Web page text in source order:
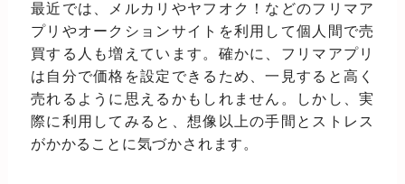
最近では、メルカリやヤフオク！などのフリマア
プリやオークションサイトを利用して個人間で売
買する人も増えています。確かに、フリマアプリ
は自分で価格を設定できるため、一見すると高く
売れるように思えるかもしれません。しかし、実
際に利用してみると、想像以上の手間とストレス
がかかることに気づかされます。